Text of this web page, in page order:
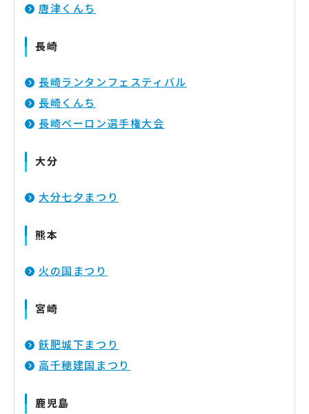
唐津くんち
長崎
長崎ランタンフェスティバル
長崎くんち
長崎ペーロン選手権大会
大分
大分七夕まつり
熊本
火の国まつり
宮崎
飫肥城下まつり
高千穂建国まつり
鹿児島